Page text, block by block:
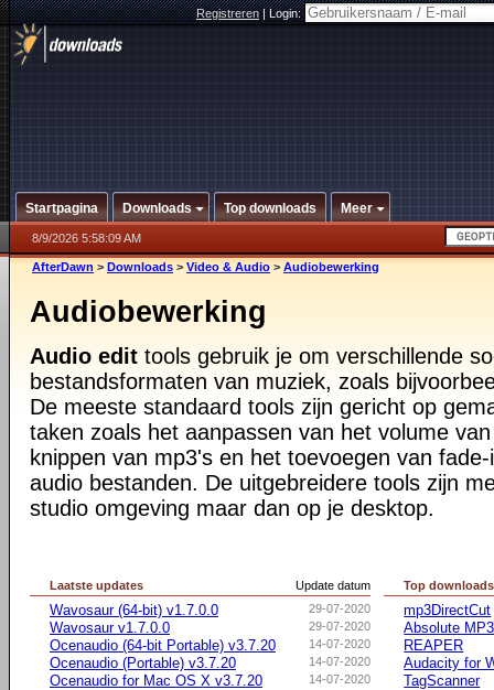
Registreren|Login:
Startpagina Downloads Top downloads Meer
8/9/2026 5:58:09 AM
AfterDawn > Downloads > Video & Audio > Audiobewerking
Audiobewerking
Audio edit tools gebruik je om verschillende
bestandsformaten van muziek, zoals
De meeste standaard tools zijn gericht op
taken zoals het aanpassen van het volume
knippen van mp3's en het toevoegen van
audio bestanden. De uitgebreidere tools zijn
studio omgeving maar dan op je desktop.
Update datum
Laatste updates
29-07-2020
Wavosaur (64-bit) v1.7.0.0
29-07-2020
Wavosaur v1.7.0.0
14-07-2020
Ocenaudio (64-bit Portable) v3.7.20
14-07-2020
Ocenaudio (Portable) v3.7.20
14-07-2020
Ocenaudio for Mac OS X v3.7.20
Top downloads
mp3DirectCut
Absolute
REAPER
Audacity for
TagScanner